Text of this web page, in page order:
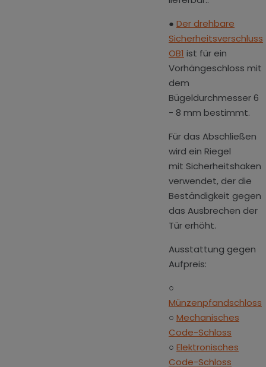
● Der drehbare
Sicherheitsverschluss
OB1 ist für ein
Vorhängeschloss mit
dem
Bügeldurchmesser 6
- 8 mm bestimmt.
Für das Abschließen
wird ein Riegel
mit Sicherheitshaken
verwendet, der die
Beständigkeit gegen
das Ausbrechen der
Tür erhöht.
Ausstattung gegen
Aufpreis:
○
Münzenpfandschloss
○ Mechanisches
Code-Schloss
○ Elektronisches
Code-Schloss